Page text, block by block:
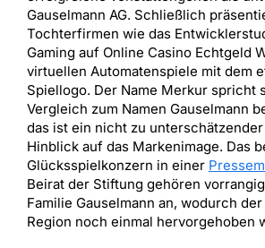
Gauselmann AG. Schließlich
Tochterfirmen wie das
Gaming auf Online Casino Echtgeld
virtuellen Automatenspiele mit dem
Spiellogo. Der Name Merkur spricht
Vergleich zum Namen Gauselmann
das ist ein nicht zu unterschätzender
Hinblick auf das Markenimage. Das
Glücksspielkonzern in einer
Beirat der Stiftung gehören
Familie Gauselmann an, wodurch
Region noch einmal hervorgehoben